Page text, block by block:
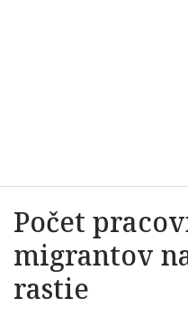
Počet
migrantov
rastie